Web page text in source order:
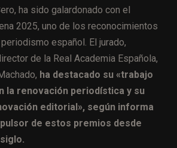
ha sido galardonado con el
2025, uno de los reconocimientos
español. El jurado,
de la Real Academia Española,
ha destacado su «trabajo
la renovación periodística y su
editorial», según informa
de estos premios desde